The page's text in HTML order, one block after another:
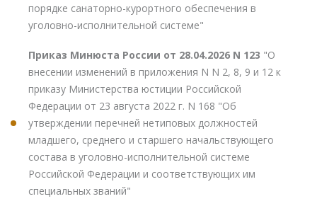
порядке санаторно-курортного обеспечения в
уголовно-исполнительной системе"
Приказ Минюста России от 28.04.2026 N 123 "О
внесении изменений в приложения N N 2, 8, 9 и 12 к
приказу Министерства юстиции Российской
Федерации от 23 августа 2022 г. N 168 "Об
утверждении перечней нетиповых должностей
младшего, среднего и старшего начальствующего
состава в уголовно-исполнительной системе
Российской Федерации и соответствующих им
специальных званий"